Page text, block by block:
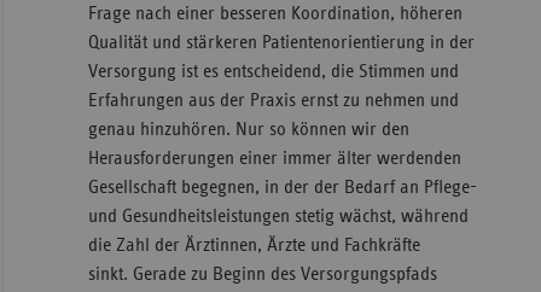
Frage nach einer besseren Koordination, höheren
Qualität und stärkeren Patientenorientierung in der
Versorgung ist es entscheidend, die Stimmen und
Erfahrungen aus der Praxis ernst zu nehmen und
genau hinzuhören. Nur so können wir den
Herausforderungen einer immer älter werdenden
Gesellschaft begegnen, in der der Bedarf an Pflege-
und Gesundheitsleistungen stetig wächst, während
die Zahl der Ärztinnen, Ärzte und Fachkräfte
sinkt. Gerade zu Beginn des Versorgungspfads